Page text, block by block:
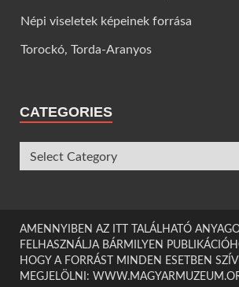
Népi viseletek képeinek forrása
Torockó, Torda-Aranyos
CATEGORIES
AMENNYIBEN AZ ITT TALÁLHATÓ
FELHASZNÁLJA BÁRMILYEN
HOGY A FORRÁST MINDEN ESETBEN
MEGJELÖLNI: